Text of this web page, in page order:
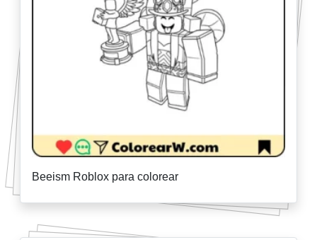
Beeism Roblox para colorear